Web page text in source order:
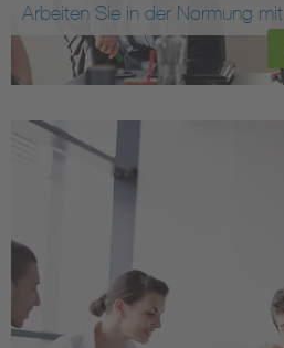
Arbeiten Sie in der Normung mit